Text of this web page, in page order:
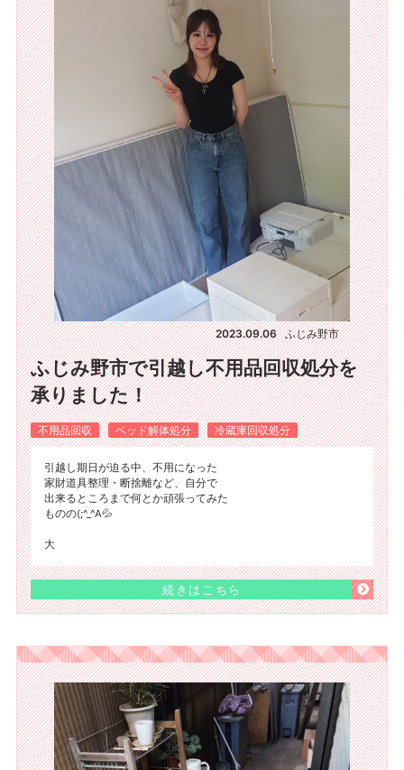
2023.09.06 ふじみ野市
ふじみ野市で引越し不用品回収処分を
承りました！
不用品回収 ベッド解体処分 冷蔵庫回収処分
引越し期日が迫る中、不用になった
家財道具整理・断捨離など、自分で
出来るところまで何とか頑張ってみた
ものの(;^_^A💦
大
続きはこちら